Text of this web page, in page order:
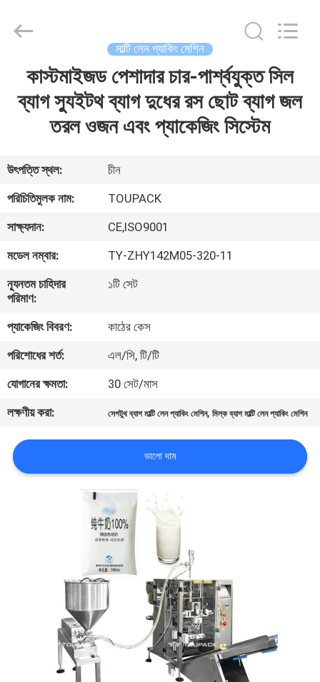
বাড়ি
আমাদের
সম্পর্কে
ফ্যাক্টরি
ট্যুর
নিয়ন্ত্রণ
আমাদের
সাথে
করুন
মাল্টি লেন প্যাকিং মেশিন
কাস্টমাইজড পেশাদার চার-পার্শ্বযুক্ত সিল
ব্যাগ স্যুইটথ ব্যাগ দুধের রস ছোট ব্যাগ জল
তরল ওজন এবং প্যাকেজিং সিস্টেম
উৎপত্তি স্থল:
চীন
পরিচিতিমুলক নাম:
TOUPACK
সাক্ষ্যদান:
CE,ISO9001
মডেল নম্বার:
TY-ZHY142M05-320-11
ন্যূনতম চাহিদার
পরিমাণ:
১টি সেট
প্যাকেজিং বিবরণ:
কাঠের কেস
পরিশোধের শর্ত:
এল/সি, টি/টি
যোগানের ক্ষমতা:
30 সেট/মাস
লক্ষণীয় করা:
সেগটুথ ব্যাগ মাল্টি লেন প্যাকিং মেশিন,মিল্ক ব্যাগ মাল্টি লেন প্যাকিং মেশিন
ভালো দাম